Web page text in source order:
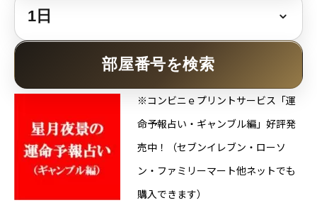
部屋番号を検索
※コンビニｅプリントサービス「運
命予報占い・ギャンブル編」好評発
売中！（セブンイレブン・ローソ
ン・ファミリーマート他ネットでも
購入できます）